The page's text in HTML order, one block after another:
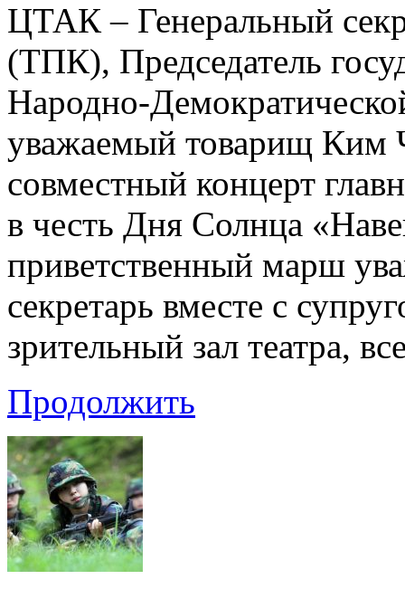
ЦТАК – Генеральный
(ТПК), Председатель
Народно-
уважаемый товарищ Ким
совместный концерт
в честь Дня Солнца
приветственный марш
секретарь вместе с
зрительный зал театра,
Продолжить